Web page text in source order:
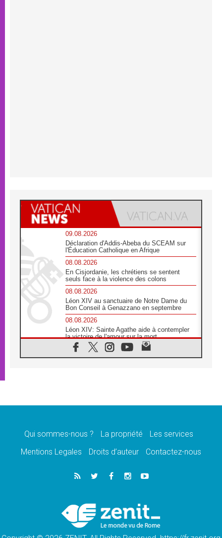
09.08.2026
Déclaration d'Addis-Abeba du SCEAM sur
l'Éducation Catholique en Afrique
08.08.2026
En Cisjordanie, les chrétiens se sentent
seuls face à la violence des colons
08.08.2026
Léon XIV au sanctuaire de Notre Dame du
Bon Conseil à Genazzano en septembre
08.08.2026
Léon XIV: Sainte Agathe aide à contempler
la victoire de l'amour sur la mort
08.08.2026
«Relancer l'empathie», le projet Triennal d'art
08.08.2026
07.08.2026
Calapan devient un diocèse
Congo-Brazzaville: le 15 août, entre solennité
de l'Assomption et mémoire nationale
«La paix commence par l'empathie» estime
le cardinal Parolin
Qui sommes-nous ? La propriété
Les services
Mentions Legales
Droits d’auteur Contactez-nous